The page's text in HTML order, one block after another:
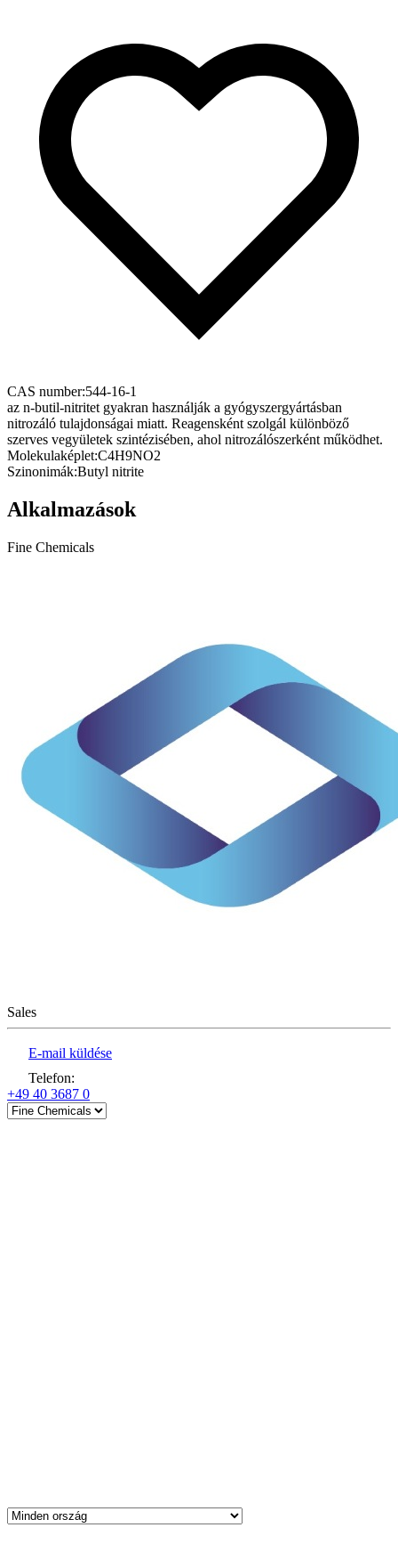
CAS number:544-16-1
az n-butil-nitritet gyakran használják a gyógyszergyártásban
nitrozáló tulajdonságai miatt. Reagensként szolgál különböző
szerves vegyületek szintézisében, ahol nitrozálószerként működhet.
Molekulaképlet:C4H9NO2
Szinonimák:Butyl nitrite
Alkalmazások
Fine Chemicals
Sales
E-mail küldése
Telefon:
+49 40 3687 0